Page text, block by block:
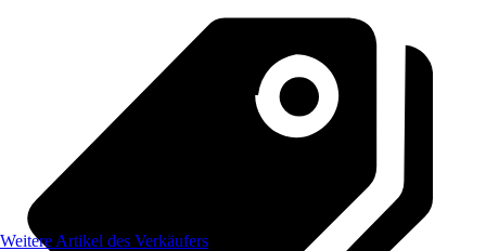
Weitere Artikel des Verkäufers